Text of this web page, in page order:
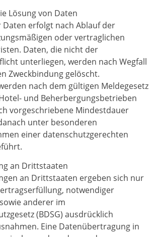
Lösung von Daten
Daten erfolgt nach Ablauf der
oder vertraglichen
Daten, die nicht der
unterliegen, werden nach Wegfall
Zweckbindung gelöscht.
nach dem gültigen Meldegesetz
und Beherbergungsbetrieben
vorgeschriebene Mindestdauer
unter besonderen
einer datenschutzgerechten
an Drittstaaten
an Drittstaaten ergeben sich nur
notwendiger
anderer im
(BDSG) ausdrücklich
Eine Datenübertragung in